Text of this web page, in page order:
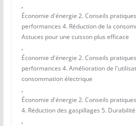
,
Économie d'énergie 2. Conseils
performances 4. Réduction de la
Astuces pour une cuisson plus efficace
,
Économie d'énergie 2. Conseils
performances 4. Amélioration de
consommation électrique
,
Économie d'énergie 2. Conseils
4. Réduction des gaspillages 5. Durabilité
,